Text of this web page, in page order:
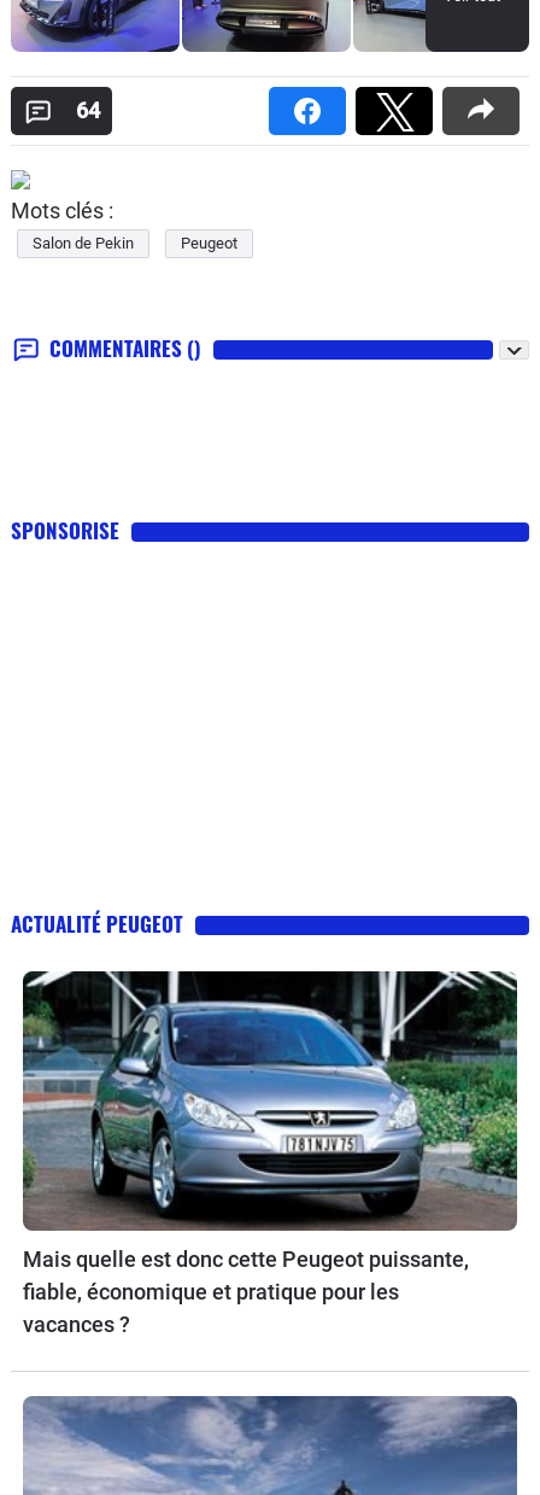
64
Mots clés :
Salon de Pekin Peugeot
COMMENTAIRES ()
SPONSORISE
ACTUALITÉ PEUGEOT
Mais quelle est donc cette Peugeot puissante,
fiable, économique et pratique pour les
vacances ?